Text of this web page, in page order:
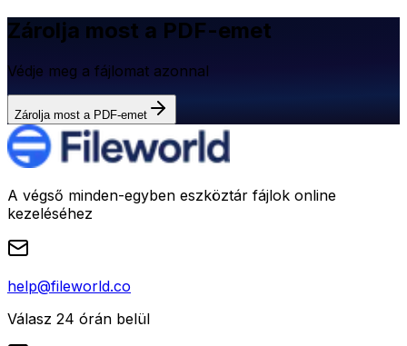
Zárolja most a PDF-emet
Védje meg a fájlomat azonnal
Zárolja most a PDF-emet
A végső minden-egyben eszköztár fájlok online
kezeléséhez
help@fileworld.co
Válasz 24 órán belül